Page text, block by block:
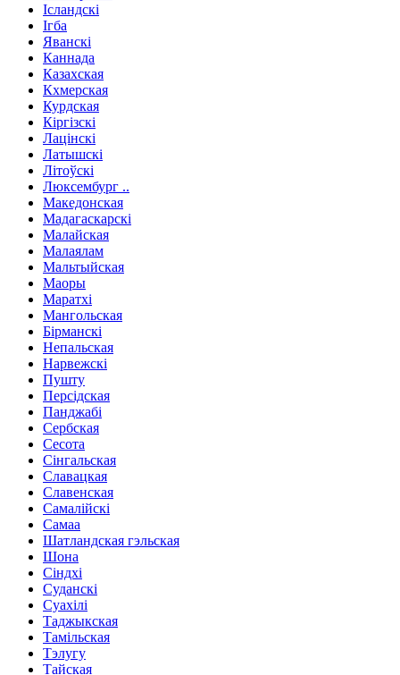
Ісландскі
Ігба
Яванскі
Каннада
Казахская
Кхмерская
Курдская
Кіргізскі
Лацінскі
Латышскі
Літоўскі
Люксембург ..
Македонская
Мадагаскарскі
Малайская
Малаялам
Мальтыйская
Маоры
Маратхі
Мангольская
Бірманскі
Непальская
Нарвежскі
Пушту
Персідская
Панджабі
Сербская
Сесота
Сінгальская
Славацкая
Славенская
Самалійскі
Самаа
Шатландская гэльская
Шона
Сіндхі
Суданскі
Суахілі
Таджыкская
Тамільская
Тэлугу
Тайская